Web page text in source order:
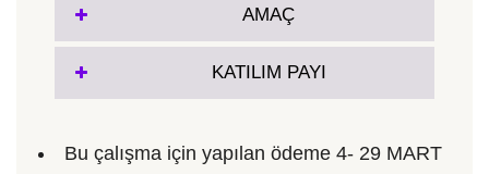
AMAÇ
KATILIM PAYI
Bu çalışma için yapılan ödeme 4- 29 MART